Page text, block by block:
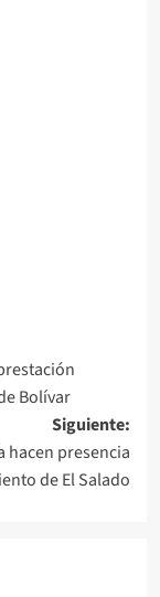
Bolívar
Siguiente:
hacen presencia
de El Salado